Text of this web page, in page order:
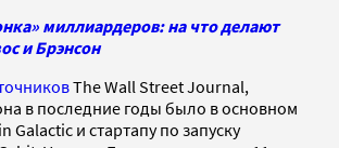
миллиардеров: на что делают
и Брэнсон
The Wall Street Journal,
в последние годы было в основном
Galactic и стартапу по запуску